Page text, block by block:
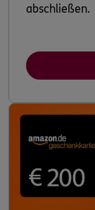
abschließen.